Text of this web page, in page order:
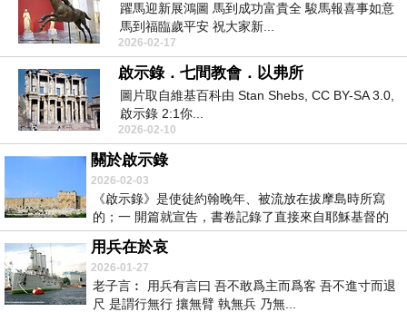
躍馬迎新展鴻圖 馬到成功富貴全 駿馬報喜事如意
馬到福臨歲平安 祝大家新...
2026-02-17
啟示錄．七間教會．以弗所
圖片取自維基百科由 Stan Shebs, CC BY-SA 3.0,
啟示錄 2:1你...
2026-02-10
關於啟示錄
2026-02-03
《啟示錄》是使徒約翰晚年、被流放在拔摩島時所寫
的；一 開篇就宣告，書卷記錄了直接來自耶穌基督的
啟示...
用兵在於哀
2026-01-27
老子言︰ 用兵有言曰 吾不敢爲主而爲客 吾不進寸而退
尺 是謂行無行 攘無臂 執無兵 乃無...